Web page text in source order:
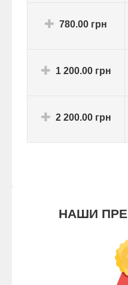
780.00 грн
1 200.00 грн
2 200.00 грн
НАШИ